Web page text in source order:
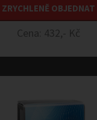
ZRYCHLENĚ OBJEDNAT
Cena: 432,- Kč